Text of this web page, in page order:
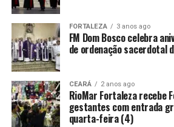
FORTALEZA 3 anos ago
FM Dom Bosco celebra
de ordenação sacerdotal
CEARÁ 2 anos ago
RioMar Fortaleza recebe
gestantes com entrada
quarta-feira (4)